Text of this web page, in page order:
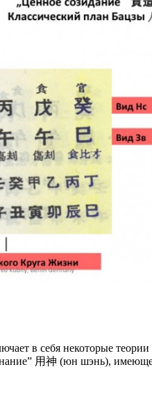
в себя некоторые
用神 (юн шэнь),